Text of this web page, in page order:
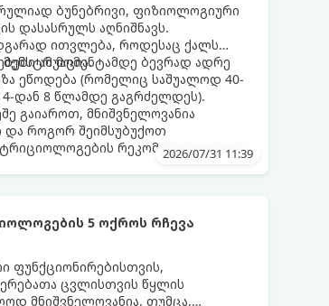
ბუნებრივი, ფიზიოლოგიური
დასასრულს აღნიშნავს.
ითვლება, როდესაც ქალს
ამ მომენტამდე ბევრად ადრე
ეწოდება (რომელიც საშუალოდ 40-
4-დან 8 წლამდე გაგრძელდეს).
გაიაროთ, მნიშვნელოვანია
და როგორ შეიმსუბუქოთ
რეკომენდაციებით.
2026/07/31 11:39
5 ოქროს რჩევა
ფუნქციონირებისთვის,
ცვლისთვის წყლის
მნიშვნელოვანია. თუმცა,